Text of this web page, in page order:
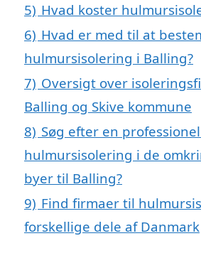
5) Hvad koster
6) Hvad er med til at
hulmursisolering i Balling?
7) Oversigt over
Balling og Skive kommune
8) Søg efter en
hulmursisolering i de
byer til Balling?
9) Find firmaer til
forskellige dele af Danmark